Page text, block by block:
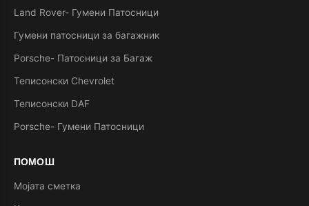
Land Rover- Гумени Патосници
Гумени патосници за багажник
Porsche- Патосници за Багаж
Теписонски Chevrolet
Теписонски DAF
Porsche- Гумени Патосници
ПОМОШ
Мојата сметка